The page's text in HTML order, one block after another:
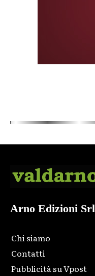
Arno Edizioni Srl
Chi siamo
Contatti
Pubblicità su Vpost